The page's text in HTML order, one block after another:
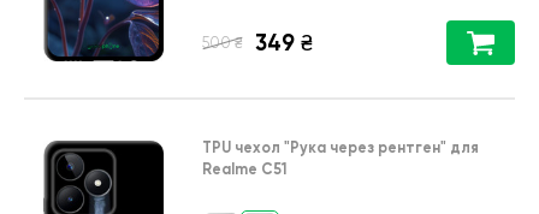
500 ₴ 349 ₴
TPU чехол "Рука через рентген" для
Realme C51